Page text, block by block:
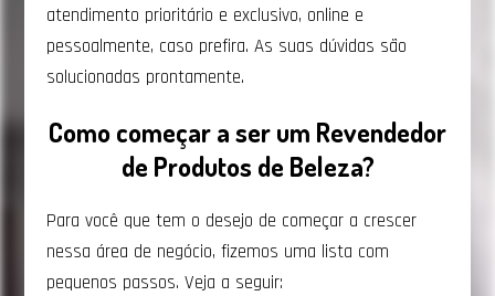
atendimento prioritário e exclusivo, online e
pessoalmente, caso prefira. As suas dúvidas são
solucionadas prontamente.
Como começar a ser um Revendedor
de Produtos de Beleza?
Para você que tem o desejo de começar a crescer
nessa área de negócio, fizemos uma lista com
pequenos passos. Veja a seguir: